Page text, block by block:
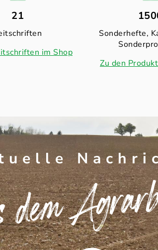
21
im Shop
Sonderhefte,
Zu den